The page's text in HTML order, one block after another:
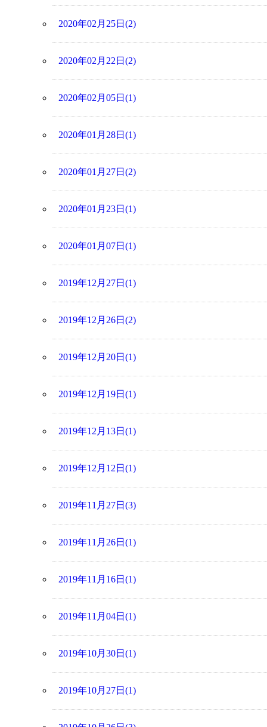
2020年02月25日(2)
2020年02月22日(2)
2020年02月05日(1)
2020年01月28日(1)
2020年01月27日(2)
2020年01月23日(1)
2020年01月07日(1)
2019年12月27日(1)
2019年12月26日(2)
2019年12月20日(1)
2019年12月19日(1)
2019年12月13日(1)
2019年12月12日(1)
2019年11月27日(3)
2019年11月26日(1)
2019年11月16日(1)
2019年11月04日(1)
2019年10月30日(1)
2019年10月27日(1)